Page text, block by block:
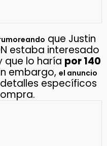
que Justin
estaba interesado
que lo haría por 140
embargo, el anuncio
específicos